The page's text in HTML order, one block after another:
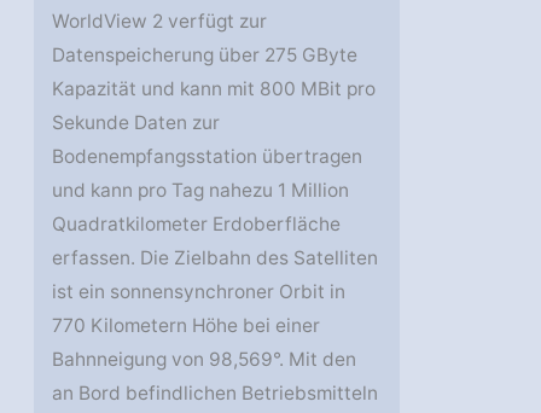
WorldView 2 verfügt zur
Datenspeicherung über 275 GByte
Kapazität und kann mit 800 MBit pro
Sekunde Daten zur
Bodenempfangsstation übertragen
und kann pro Tag nahezu 1 Million
Quadratkilometer Erdoberfläche
erfassen. Die Zielbahn des Satelliten
ist ein sonnensynchroner Orbit in
770 Kilometern Höhe bei einer
Bahnneigung von 98,569°. Mit den
an Bord befindlichen Betriebsmitteln